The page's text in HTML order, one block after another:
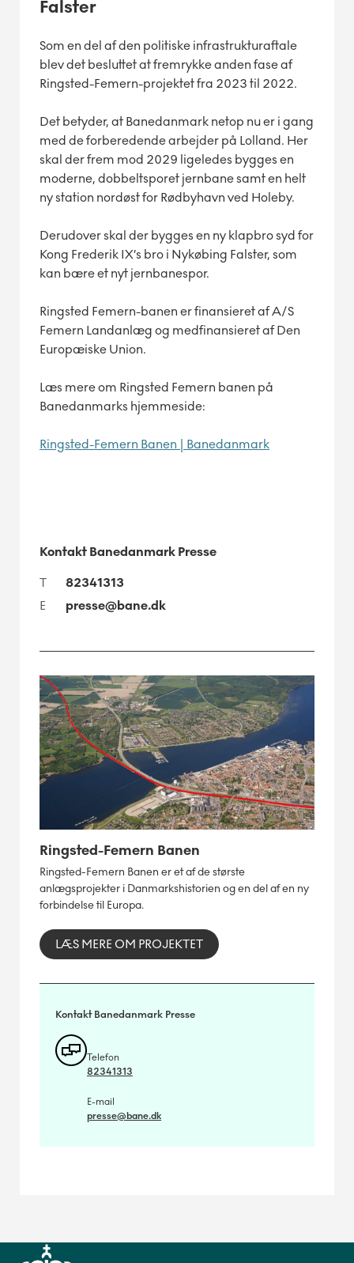
Falster
Som en del af den politiske infrastrukturaftale
blev det besluttet at fremrykke anden fase af
Ringsted-Femern-projektet fra 2023 til 2022.
Det betyder, at Banedanmark netop nu er i gang
med de forberedende arbejder på Lolland. Her
skal der frem mod 2029 ligeledes bygges en
moderne, dobbeltsporet jernbane samt en helt
ny station nordøst for Rødbyhavn ved Holeby.
Derudover skal der bygges en ny klapbro syd for
Kong Frederik IX’s bro i Nykøbing Falster, som
kan bære et nyt jernbanespor.
Ringsted Femern-banen er finansieret af A/S
Femern Landanlæg og medfinansieret af Den
Europæiske Union.
Læs mere om Ringsted Femern banen på
Banedanmarks hjemmeside:
Ringsted-Femern Banen | Banedanmark
Kontakt Banedanmark Presse
T
82341313
E
presse@bane.dk
Ringsted-Femern Banen
Ringsted-Femern Banen er et af de største
anlægsprojekter i Danmarkshistorien og en del af en ny
forbindelse til Europa.
LÆS MERE OM PROJEKTET
Kontakt Banedanmark Presse
Telefon
82341313
E-mail
presse@bane.dk